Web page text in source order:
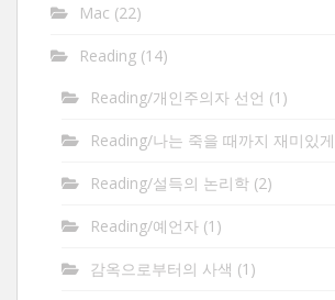
Mac (22)
Reading (14)
Reading/개인주의자 선언 (1)
Reading/나는 죽을 때까지 재미있
Reading/설득의 논리학 (2)
Reading/예언자 (1)
감옥으로부터의 사색 (1)